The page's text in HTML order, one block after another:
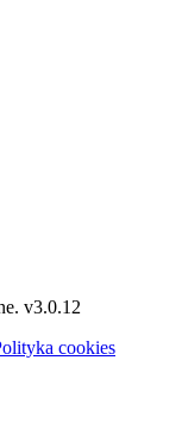
v3.0.12
cookies